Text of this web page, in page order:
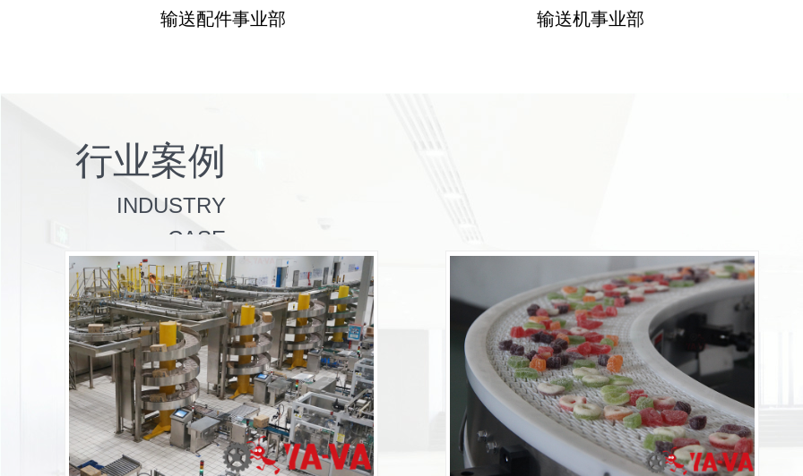
输送配件事业部 输送机事业部
行业案例
INDUSTRY
CASE